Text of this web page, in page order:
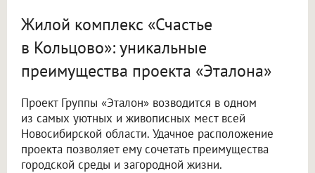
Жилой комплекс «Счастье
в Кольцово»: уникальные
преимущества проекта «Эталона»
Проект Группы «Эталон» возводится в одном
из самых уютных и живописных мест всей
Новосибирской области. Удачное расположение
проекта позволяет ему сочетать преимущества
городской среды и загородной жизни.